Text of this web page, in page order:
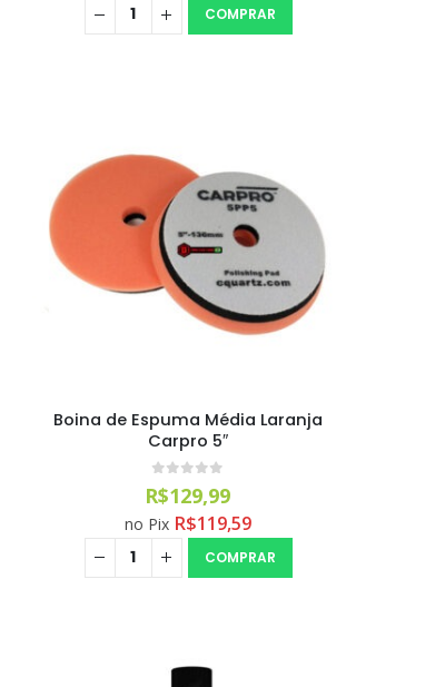
COMPRAR
Boina de Espuma Média Laranja
Carpro 5″
R$129,99
no Pix R$119,59
COMPRAR